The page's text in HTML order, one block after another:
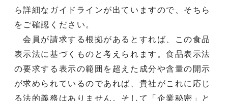
ら詳細なガイドラインが出ていますので、そちら
をご確認ください。
会員が請求する根拠があるとすれば、この食品
表示法に基づくものと考えられます。食品表示法
の要求する表示の範囲を超えた成分や含量の開示
が求められているのであれば、貴社がこれに応じ
る法的義務はありません。そして「企業秘密」と